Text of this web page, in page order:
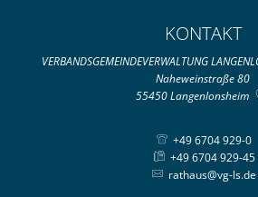
KONTAKT
VERBANDSGEMEINDEVERWALTUNG
Naheweinstraße 80
55450 Langenlonsheim
+49 6704 929-0
+49 6704 929-45
rathaus@vg-ls.de